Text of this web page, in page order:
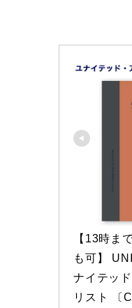
【13時ま
も可】
ナイテッ
リスト 〔